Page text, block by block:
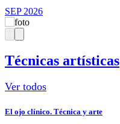
SEP 2026
Técnicas artísticas
Ver todos
El ojo clínico. Técnica y arte